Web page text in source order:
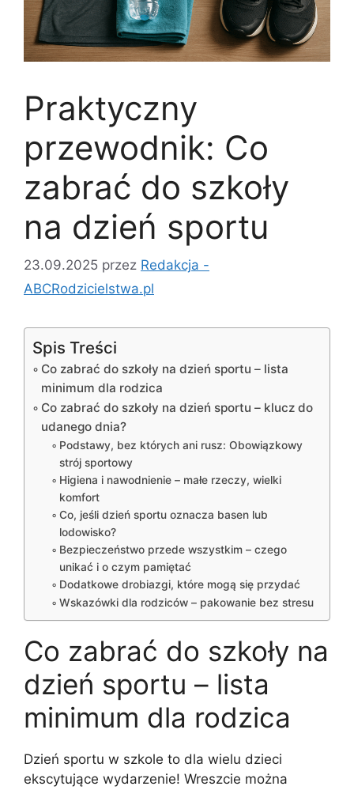
Praktyczny
przewodnik: Co
zabrać do szkoły
na dzień sportu
23.09.2025 przez Redakcja -
ABCRodzicielstwa.pl
Spis Treści
Co zabrać do szkoły na dzień sportu – lista
minimum dla rodzica
Co zabrać do szkoły na dzień sportu – klucz do
udanego dnia?
Podstawy, bez których ani rusz: Obowiązkowy
strój sportowy
Higiena i nawodnienie – małe rzeczy, wielki
komfort
Co, jeśli dzień sportu oznacza basen lub
lodowisko?
Bezpieczeństwo przede wszystkim – czego
unikać i o czym pamiętać
Dodatkowe drobiazgi, które mogą się przydać
Wskazówki dla rodziców – pakowanie bez stresu
Co zabrać do szkoły na
dzień sportu – lista
minimum dla rodzica
Dzień sportu w szkole to dla wielu dzieci
ekscytujące wydarzenie! Wreszcie można